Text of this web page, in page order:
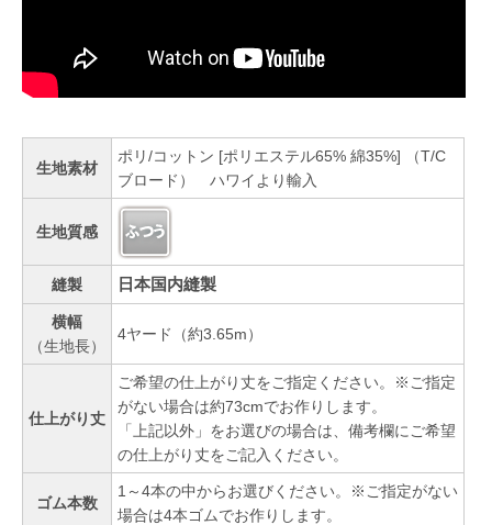
生地素材
ポリ/コットン [ポリエステル65% 綿35%] （T/C
ブロード） ハワイより輸入
生地質感
縫製 日本国内縫製
横幅
（生地長）
4ヤード（約3.65m）
仕上がり丈
ご希望の仕上がり丈をご指定ください。※ご指定
がない場合は約73cmでお作りします。
「上記以外」をお選びの場合は、備考欄にご希望
の仕上がり丈をご記入ください。
ゴム本数
1～4本の中からお選びください。※ご指定がない
場合は4本ゴムでお作りします。